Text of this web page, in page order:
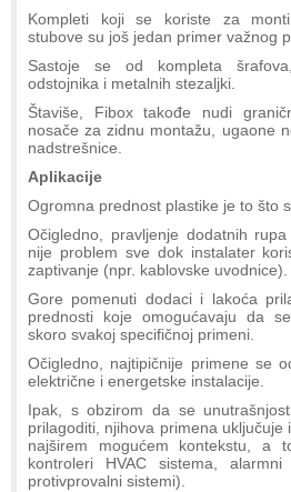
Kompleti koji se koriste za
stubove su još jedan primer važnog
Sastoje se od kompleta
odstojnika i metalnih stezaljki.
Štaviše, Fibox takođe nudi
nosače za zidnu montažu, ugaone
nadstrešnice.
Aplikacije
Ogromna prednost plastike je to što
Očigledno, pravljenje dodatnih
nije problem sve dok instalater
zaptivanje (npr. kablovske uvodnice).
Gore pomenuti dodaci i lakoća
prednosti koje omogućavaju da
skoro svakoj specifičnoj primeni.
Očigledno, najtipičnije primene se
električne i energetske instalacije.
Ipak, s obzirom da se
prilagoditi, njihova primena uključuje
najširem mogućem kontekstu, a
kontroleri HVAC sistema,
protivprovalni sistemi).